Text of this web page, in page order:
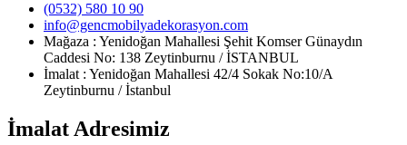
(0532) 580 10 90
info@gencmobilyadekorasyon.com
Mağaza : Yenidoğan Mahallesi Şehit Komser Günaydın
Caddesi No: 138 Zeytinburnu / İSTANBUL
İmalat : Yenidoğan Mahallesi 42/4 Sokak No:10/A
Zeytinburnu / İstanbul
İmalat Adresimiz